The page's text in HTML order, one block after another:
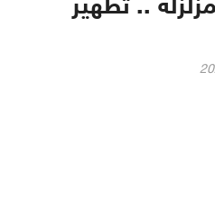
.. تطهير